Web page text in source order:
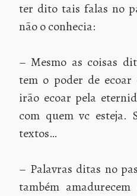
ter dito tais falas no
não o conhecia:
– Mesmo as coisas
tem o poder de ecoar
irão ecoar pela
com quem vc esteja.
textos…
– Palavras ditas no
também